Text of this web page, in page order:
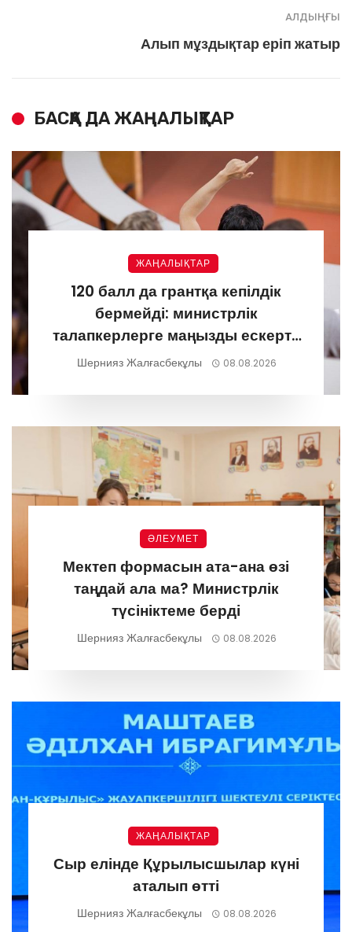
АЛДЫҢҒЫ
Алып мұздықтар еріп жатыр
БАСҚА ДА ЖАҢАЛЫҚТАР
ЖАҢАЛЫҚТАР
120 балл да грантқа кепілдік
бермейді: министрлік
талапкерлерге маңызды ескерту
жасады
Шернияз Жалғасбекұлы 08.08.2026
ӘЛЕУМЕТ
Мектеп формасын ата-ана өзі
таңдай ала ма? Министрлік
түсініктеме берді
Шернияз Жалғасбекұлы 08.08.2026
ЖАҢАЛЫҚТАР
Сыр елінде Құрылысшылар күні
аталып өтті
Шернияз Жалғасбекұлы 08.08.2026